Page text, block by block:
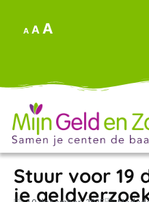
A A A
Stuur voor 19
je